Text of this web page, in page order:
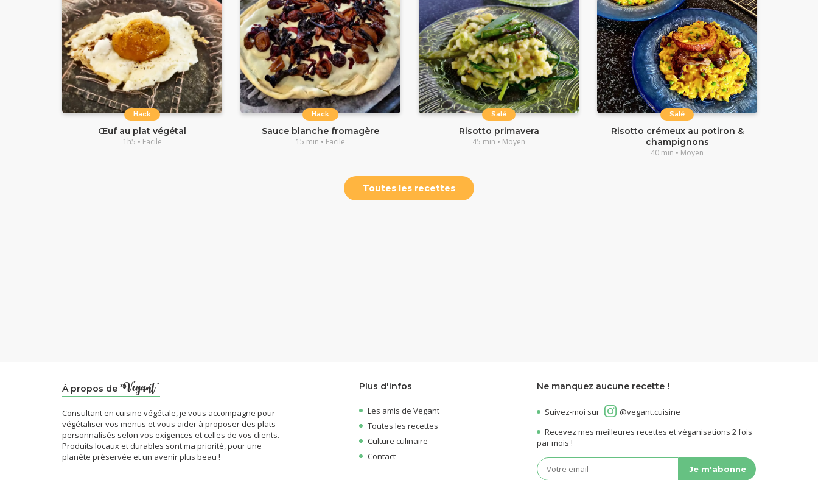
Hack
Œuf au plat végétal
1h5 • Facile
Hack
Sauce blanche fromagère
15 min • Facile
Salé
Risotto primavera
45 min • Moyen
Salé
Risotto crémeux au potiron &
champignons
40 min • Moyen
Toutes les recettes
À propos de
Consultant en cuisine végétale, je vous accompagne pour
végétaliser vos menus et vous aider à proposer des plats
personnalisés selon vos exigences et celles de vos clients.
Produits locaux et durables sont ma priorité, pour une
planète préservée et un avenir plus beau !
Plus d'infos
Les amis de Vegant
Toutes les recettes
Culture culinaire
Contact
Ne manquez aucune recette !
Suivez-moi sur
@vegant.cuisine
Recevez mes meilleures recettes et véganisations 2 fois
par mois !